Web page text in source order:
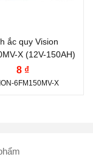
Cycle Flooded)
cọc: Cọc nằm
N
ắc quy Vision
X (12V-150AH)
8 ₫
6FM150MV-X